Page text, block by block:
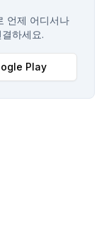
언제 어디서나
하세요.
Play